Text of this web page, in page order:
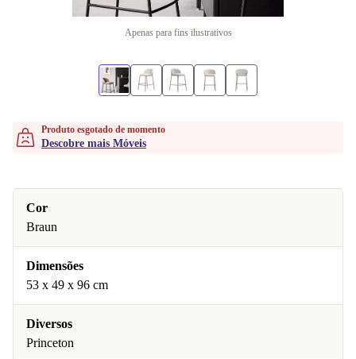
Apenas para fins ilustrativos
Produto esgotado de momento
Descobre mais Móveis
Cor
Braun
Dimensões
53 x 49 x 96 cm
Diversos
Princeton